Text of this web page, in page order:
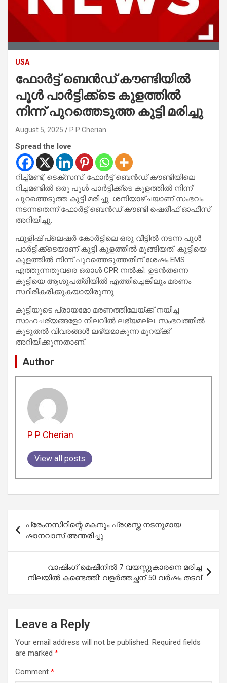
USA
ഫോർട്ട് ബെൻഡ് കൗണ്ടിയിൽ
പൂൾ പാർട്ടിക്ക്ടെ കുളത്തിൽ
നിന്ന് പുറത്തെടുത്ത കുട്ടി മരിച്ചു
August 5, 2025 P P Cherian
Spread the love
റിച്ച്മണ്ട്, ടെക്സസ്. ഫോർട്ട് ബെൻഡ് കൗണ്ടിയിലെ
റിച്ചമണ്ടിൽ ഒരു പൂൾ പാർട്ടിക്ക്ടെ കുളത്തിൽ നിന്ന്
പുറത്തെടുത്ത കുട്ടി മരിച്ചു. ശനിയാഴ്ചയാണ് സംഭവം
നടന്നതെന്ന് ഫോർട്ട് ബെൻഡ് കൗണ്ടി ഷെരീഫ് ഓഫീസ്
അറിയിച്ചു.
ഫൂളിഷ് പ്ലെഷർ കോർട്ടിലെ ഒരു വീട്ടിൽ നടന്ന പൂൾ
പാർട്ടിക്ക്ടെയാണ് കുട്ടി കുളത്തിൽ മുങ്ങിയത്. കുട്ടിയെ
കുളത്തിൽ നിന്ന് പുറത്തെടുത്തതിന് ശേഷം EMS
എത്തുന്നതുവരെ ഒരാൾ CPR നൽകി. ഉടൻതന്നെ
കുട്ടിയെ ആശുപത്രിയിൽ എത്തിച്ചെങ്കിലും മരണം
സ്ഥിരീകരിക്കുകയായിരുന്നു.
കുട്ടിയുടെ പ്രായമോ മരണത്തിലേയ്ക്ക് നയിച്ച
സാഹചര്യങ്ങളോ നിലവിൽ ലഭ്യമല്ല. സംഭവത്തിൽ
കൂടുതൽ വിവരങ്ങൾ ലഭ്യമാകുന്ന മുറയ്ക്ക്
അറിയിക്കുന്നതാണ്.
Author
P P Cherian
View all posts
navigation
പ്രേംനസിറിന്റെ മകനും പ്രശസ്ത നടനുമായ
ഷാനവാസ് അന്തരിച്ചു
വാഷിംഗ് മെഷീനിൽ 7 വയസ്സുകാരനെ മരിച്ച
നിലയിൽ കണ്ടെത്തി: വളർത്തച്ഛന് 50 വർഷം തടവ്
Leave a Reply
Your email address will not be published. Required fields
are marked *
Comment *